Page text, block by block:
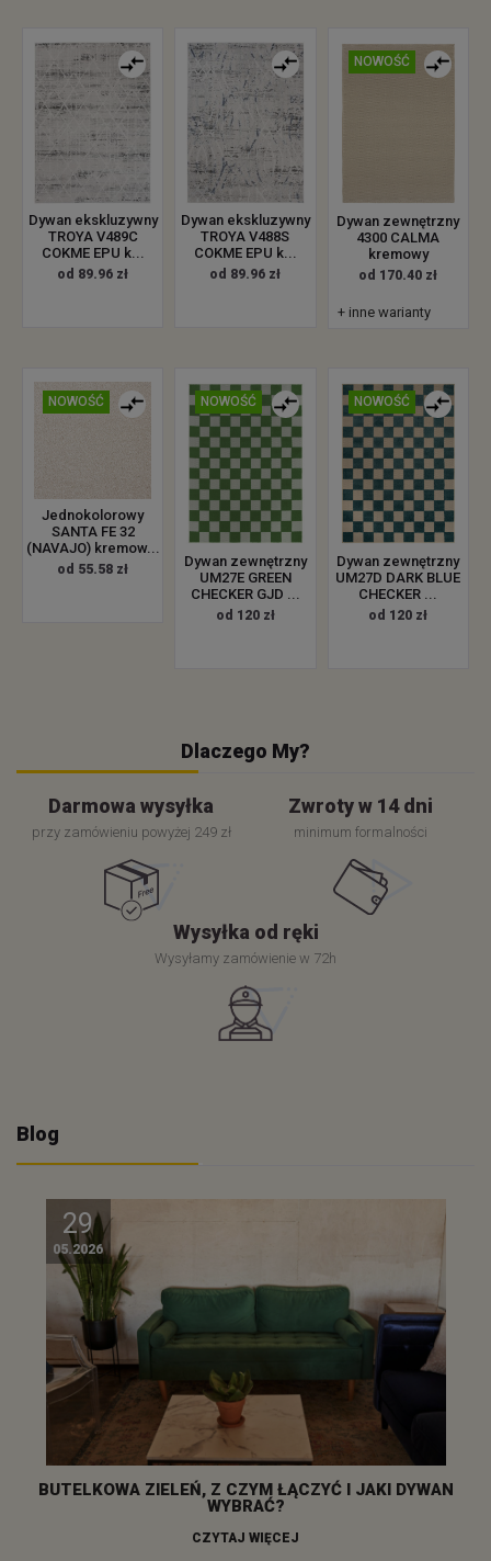
Dywan ekskluzywny
TROYA V489C
COKME EPU k...
od 89.96 zł
Dywan ekskluzywny
TROYA V488S
COKME EPU k...
od 89.96 zł
NOWOŚĆ
Dywan zewnętrzny
4300 CALMA
kremowy
od 170.40 zł
+ inne warianty
NOWOŚĆ
Jednokolorowy
SANTA FE 32
(NAVAJO) kremow...
od 55.58 zł
NOWOŚĆ
Dywan zewnętrzny
UM27E GREEN
CHECKER GJD ...
od 120 zł
NOWOŚĆ
Dywan zewnętrzny
UM27D DARK BLUE
CHECKER ...
od 120 zł
Dlaczego My?
Darmowa wysyłka
przy zamówieniu powyżej 249 zł
Zwroty w 14 dni
minimum formalności
Wysyłka od ręki
Wysyłamy zamówienie w 72h
Blog
29
05.2026
BUTELKOWA ZIELEŃ, Z CZYM ŁĄCZYĆ I JAKI DYWAN
WYBRAĆ?
CZYTAJ WIĘCEJ